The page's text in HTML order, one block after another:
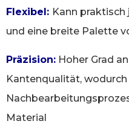
Flexibel: Kann
und eine breite Palette
Präzision: Hoher Grad
Kantenqualität,
Material